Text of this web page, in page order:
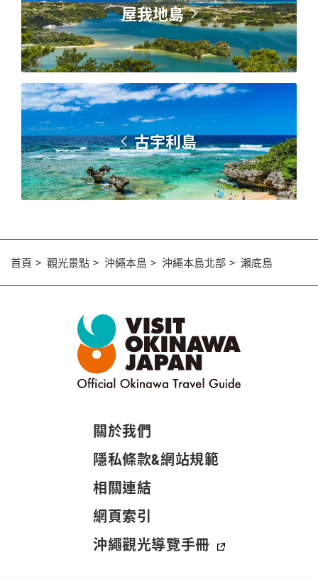
屋我地島
古宇利島
首頁 觀光景點 沖繩本島 沖繩本島北部 瀨底島
關於我們
隱私條款&網站規範
相關連結
網頁索引
沖繩觀光導覽手冊